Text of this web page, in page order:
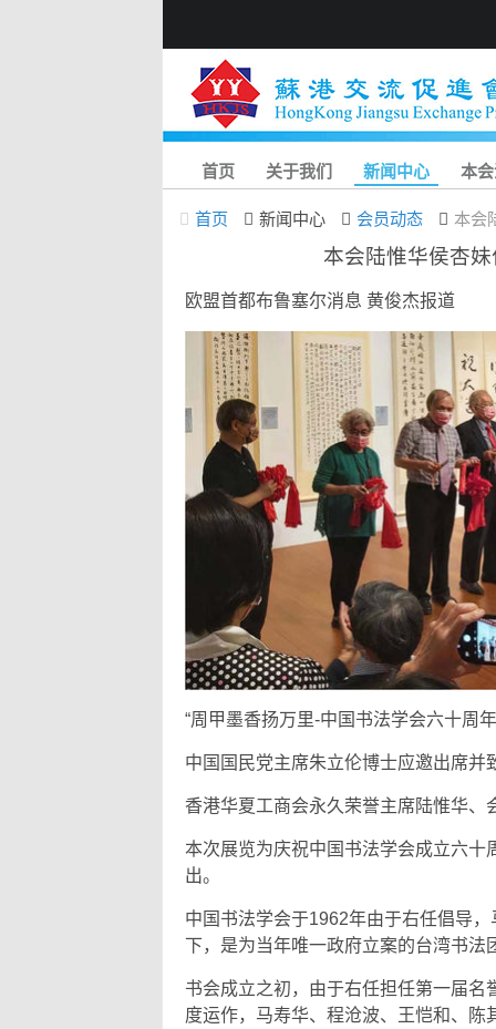
首页 关于我们 新闻中心 本
首页 新闻中心 会员动态 本会
本会陆惟华侯杏
欧盟首都布鲁塞尔消息 黄俊杰报道
“周甲墨香扬万里-中国书法学会六十周
中国国民党主席朱立伦博士应邀出席
香港华夏工商会永久荣誉主席陆惟华、
本次展览为庆祝中国书法学会成立六
出。
中国书法学会于1962年由于右任倡导
下，是为当年唯一政府立案的台湾书
书会成立之初，由于右任担任第一届
度运作，马寿华、程沧波、王恺和、